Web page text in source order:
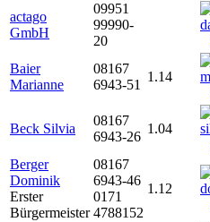
actago
GmbH
09951
99990-
20
Baier
Marianne
08167
6943-51
1.14
Beck Silvia
08167
6943-26
1.04
Berger
Dominik
Erster
Bürgermeister
08167
6943-46
0171
4788152
1.12